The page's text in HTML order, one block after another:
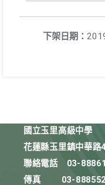
下架日期：
國立玉里高級中學
花蓮縣玉里鎮中華路
聯絡電話
03-
傳真
03-